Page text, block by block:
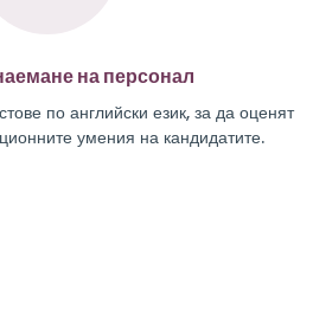
на персонал
по английски език, за да оценят
умения на кандидатите.